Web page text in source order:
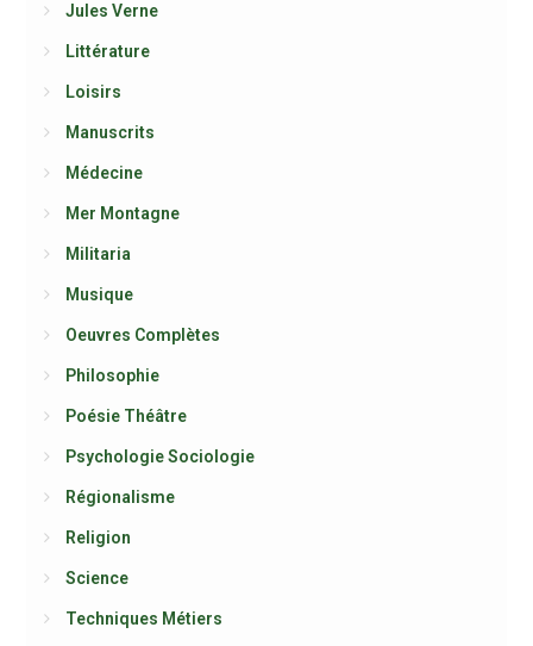
Jules Verne
Littérature
Loisirs
Manuscrits
Médecine
Mer Montagne
Militaria
Musique
Oeuvres Complètes
Philosophie
Poésie Théâtre
Psychologie Sociologie
Régionalisme
Religion
Science
Techniques Métiers